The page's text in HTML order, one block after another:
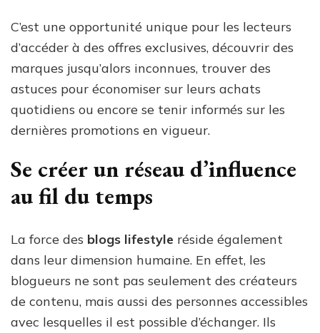
C’est une opportunité unique pour les lecteurs
d’accéder à des offres exclusives, découvrir des
marques jusqu’alors inconnues, trouver des
astuces pour économiser sur leurs achats
quotidiens ou encore se tenir informés sur les
dernières promotions en vigueur.
Se créer un réseau d’influence
au fil du temps
La force des blogs lifestyle réside également
dans leur dimension humaine. En effet, les
blogueurs ne sont pas seulement des créateurs
de contenu, mais aussi des personnes accessibles
avec lesquelles il est possible d’échanger. Ils